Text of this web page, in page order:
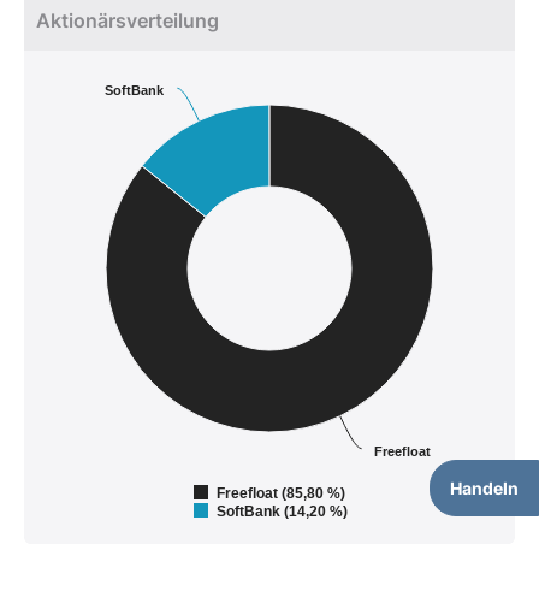
Handeln
Aktionärsverteilung
Freefloat
SoftBank
Freefloat (85,80 %)
SoftBank (14,20 %)